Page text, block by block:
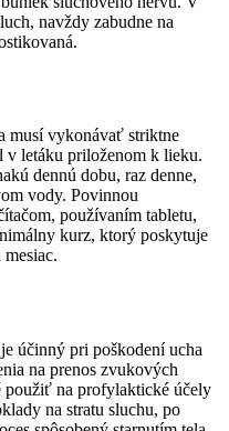
navždy zabudne na
musí vykonávať striktne
v letáku priloženom k ​​lieku.
dennú dobu, raz denne,
vody. Povinnou
používaním tabletu,
kurz, ktorý poskytuje
účinný pri poškodení ucha
na prenos zvukových
použiť na profylaktické účely
na stratu sluchu, po